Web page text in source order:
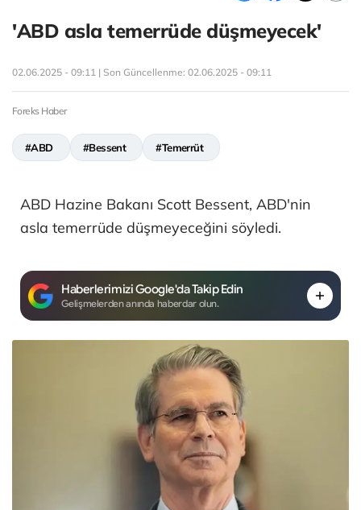
'ABD asla temerrüde düşmeyecek'
02.06.2025 - 09:11 | Son Güncellenme: 02.06.2025 - 09:11
Foreks Haber
#ABD #Bessent #Temerrüt
ABD Hazine Bakanı Scott Bessent, ABD'nin
asla temerrüde düşmeyeceğini söyledi.
Haberlerimizi Google'da Takip Edin
Gelişmelerden anında haberdar olun.